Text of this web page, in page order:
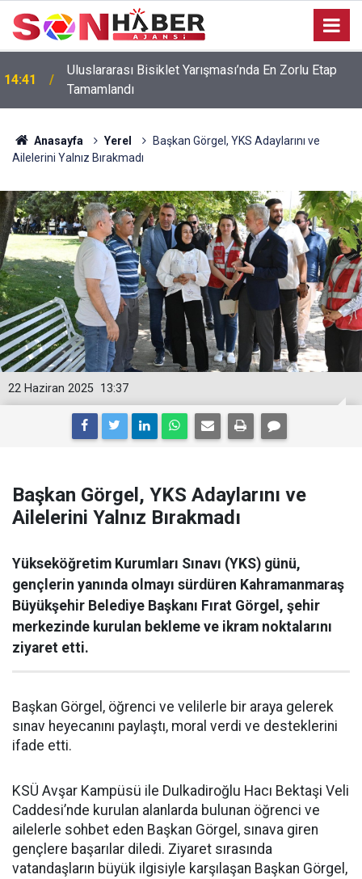
14:41
Uluslararası Bisiklet Yarışması’nda En Zorlu Etap
Tamamlandı
Anasayfa Yerel
Başkan Görgel, YKS Adaylarını ve
Ailelerini Yalnız Bırakmadı
13:37
22 Haziran 2025
Başkan Görgel, YKS Adaylarını ve
Ailelerini Yalnız Bırakmadı
Yükseköğretim Kurumları Sınavı (YKS) günü,
gençlerin yanında olmayı sürdüren Kahramanmaraş
Büyükşehir Belediye Başkanı Fırat Görgel, şehir
merkezinde kurulan bekleme ve ikram noktalarını
ziyaret etti.
Başkan Görgel, öğrenci ve velilerle bir araya gelerek
sınav heyecanını paylaştı, moral verdi ve desteklerini
ifade etti.
KSÜ Avşar Kampüsü ile Dulkadiroğlu Hacı Bektaşi Veli
Caddesi’nde kurulan alanlarda bulunan öğrenci ve
ailelerle sohbet eden Başkan Görgel, sınava giren
gençlere başarılar diledi. Ziyaret sırasında
vatandaşların büyük ilgisiyle karşılaşan Başkan Görgel,